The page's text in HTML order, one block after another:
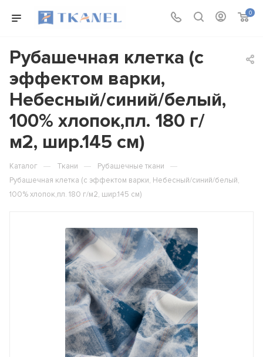
0
Рубашечная клетка (с
эффектом варки,
Небесный/синий/белый,
100% хлопок,пл. 180 г/
м2, шир.145 см)
Каталог — Ткани — Рубашечные ткани —
Рубашечная клетка (с эффектом варки, Небесный/синий/белый,
100% хлопок,пл. 180 г/м2, шир.145 см)